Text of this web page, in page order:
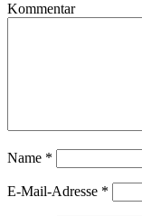
Kommentar
Name *
E-Mail-Adresse *